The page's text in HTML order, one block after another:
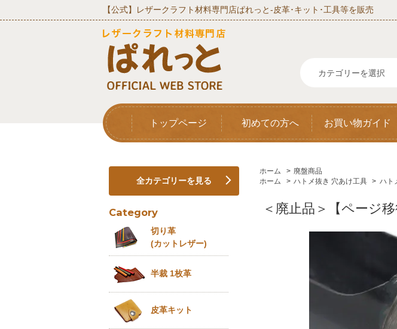
【公式】レザークラフト材料専門店ぱれっと‐皮革･キット･工具等を販売
トップページ 初めての方へ お買い物ガイド
ホーム > 廃盤商品
ホーム
> ハトメ抜き 穴あけ工具 > ハト
＜廃止品＞【ページ
全カテゴリーを見る
Category
切り革
(カットレザー)
半裁 1枚革
皮革キット